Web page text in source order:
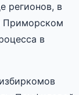
регионов, в
Приморском
в